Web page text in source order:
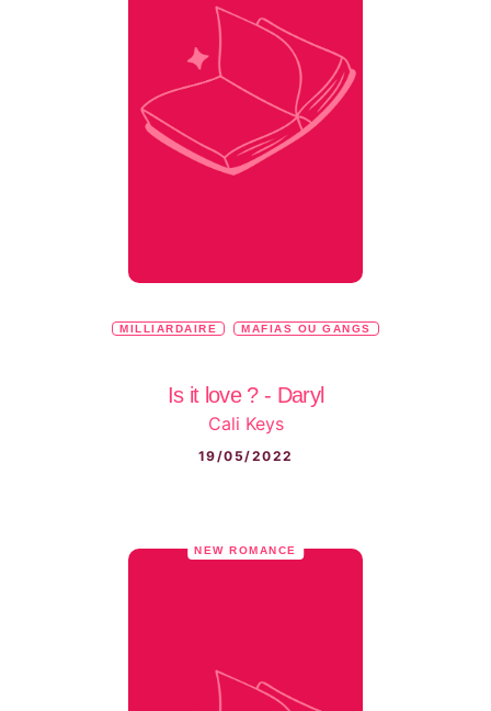
MILLIARDAIRE MAFIAS OU GANGS
Is it love ? - Daryl
Cali Keys
19/05/2022
NEW ROMANCE